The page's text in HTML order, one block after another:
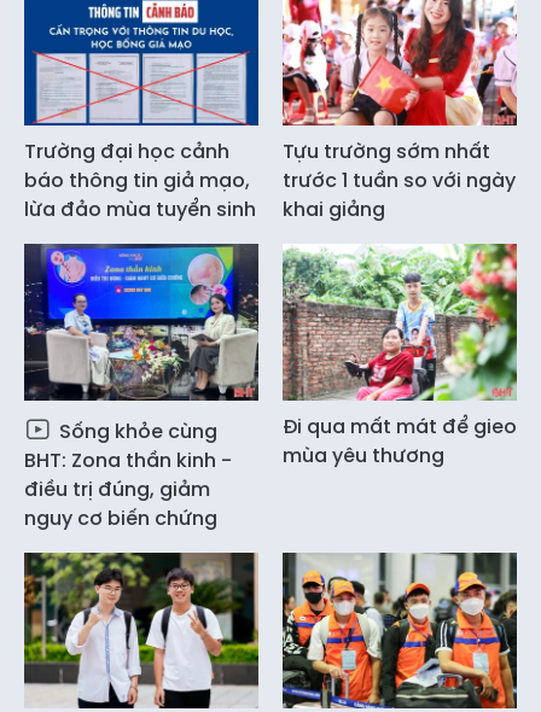
Trường đại học cảnh
báo thông tin giả mạo,
lừa đảo mùa tuyển sinh
Tựu trường sớm nhất
trước 1 tuần so với ngày
khai giảng
Sống khỏe cùng
BHT: Zona thần kinh -
điều trị đúng, giảm
nguy cơ biến chứng
Đi qua mất mát để gieo
mùa yêu thương